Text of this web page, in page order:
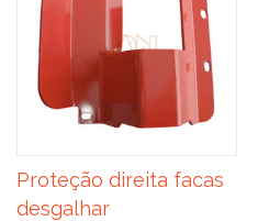
Proteção direita facas
desgalhar